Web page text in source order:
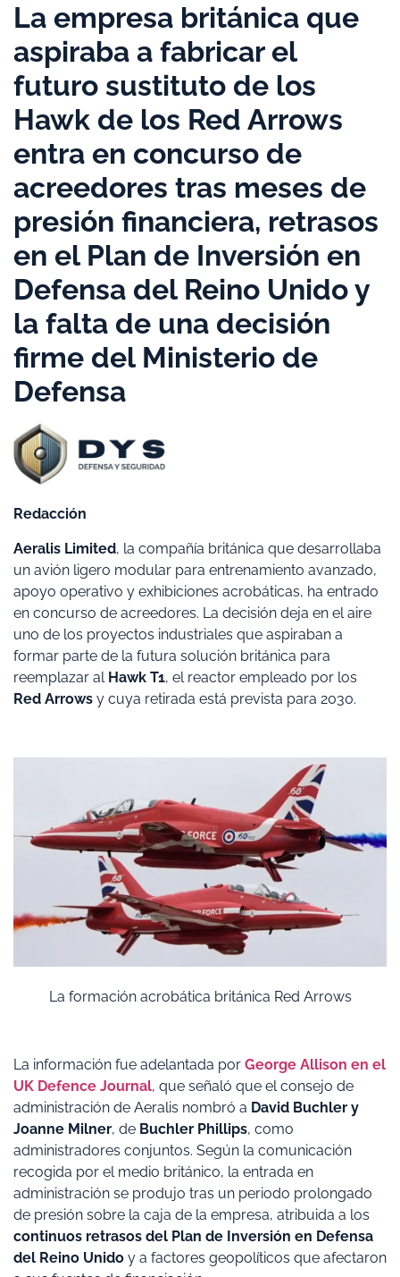
La empresa británica que
aspiraba a fabricar el
futuro sustituto de los
Hawk de los Red Arrows
entra en concurso de
acreedores tras meses de
presión financiera, retrasos
en el Plan de Inversión en
Defensa del Reino Unido y
la falta de una decisión
firme del Ministerio de
Defensa
Redacción
Aeralis Limited, la compañía británica que desarrollaba
un avión ligero modular para entrenamiento avanzado,
apoyo operativo y exhibiciones acrobáticas, ha entrado
en concurso de acreedores. La decisión deja en el aire
uno de los proyectos industriales que aspiraban a
formar parte de la futura solución británica para
reemplazar al Hawk T1, el reactor empleado por los
Red Arrows y cuya retirada está prevista para 2030.
La formación acrobática británica Red Arrows
La información fue adelantada por George Allison en el
UK Defence Journal, que señaló que el consejo de
administración de Aeralis nombró a David Buchler y
Joanne Milner, de Buchler Phillips, como
administradores conjuntos. Según la comunicación
recogida por el medio británico, la entrada en
administración se produjo tras un periodo prolongado
de presión sobre la caja de la empresa, atribuida a los
continuos retrasos del Plan de Inversión en Defensa
del Reino Unido y a factores geopolíticos que afectaron